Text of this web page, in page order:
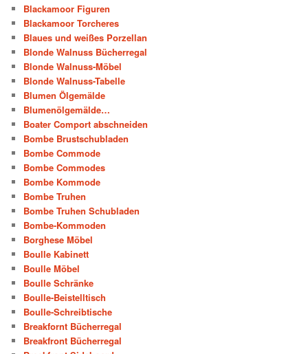
Blackamoor Figuren
Blackamoor Torcheres
Blaues und weißes Porzellan
Blonde Walnuss Bücherregal
Blonde Walnuss-Möbel
Blonde Walnuss-Tabelle
Blumen Ölgemälde
Blumenölgemälde…
Boater Comport abschneiden
Bombe Brustschubladen
Bombe Commode
Bombe Commodes
Bombe Kommode
Bombe Truhen
Bombe Truhen Schubladen
Bombe-Kommoden
Borghese Möbel
Boulle Kabinett
Boulle Möbel
Boulle Schränke
Boulle-Beistelltisch
Boulle-Schreibtische
Breakfornt Bücherregal
Breakfront Bücherregal